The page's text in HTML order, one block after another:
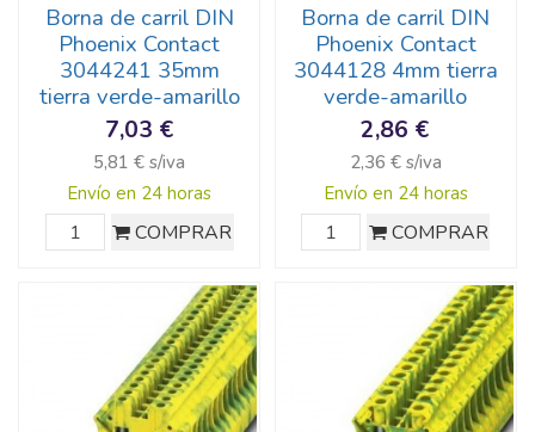
Borna de carril DIN
Phoenix Contact
3044241 35mm
tierra verde-amarillo
7,03 €
5,81 € s/iva
Envío en 24 horas
COMPRAR
Borna de carril DIN
Phoenix Contact
3044128 4mm tierra
verde-amarillo
2,86 €
2,36 € s/iva
Envío en 24 horas
COMPRAR